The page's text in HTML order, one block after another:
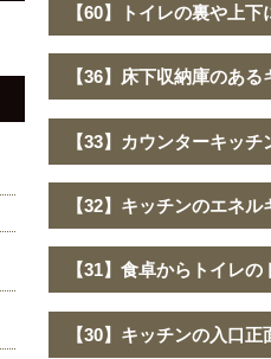
【60】トイレの裏や上
【36】床下収納庫のある
【33】カウンターキッチ
【32】キッチンのエネ
【31】食卓からトイレ
【30】キッチンの入口